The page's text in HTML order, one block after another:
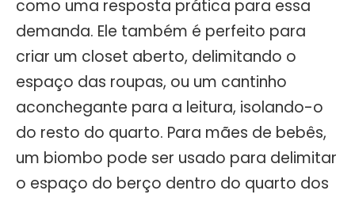
como uma resposta prática para essa
demanda. Ele também é perfeito para
criar um closet aberto, delimitando o
espaço das roupas, ou um cantinho
aconchegante para a leitura, isolando-o
do resto do quarto. Para mães de bebês,
um biombo pode ser usado para delimitar
o espaço do berço dentro do quarto dos